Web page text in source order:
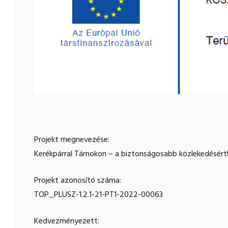
Projekt megnevezése:
Kerékpárral Tárnokon – a biztonságosabb közlekedésért!
Projekt azonosító száma:
TOP_PLUSZ-1.2.1-21-PT1-2022-00063
Kedvezményezett: